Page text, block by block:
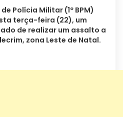
Polícia Militar (1º BPM)
terça-feira (22), um
de realizar um assalto a
zona Leste de Natal.